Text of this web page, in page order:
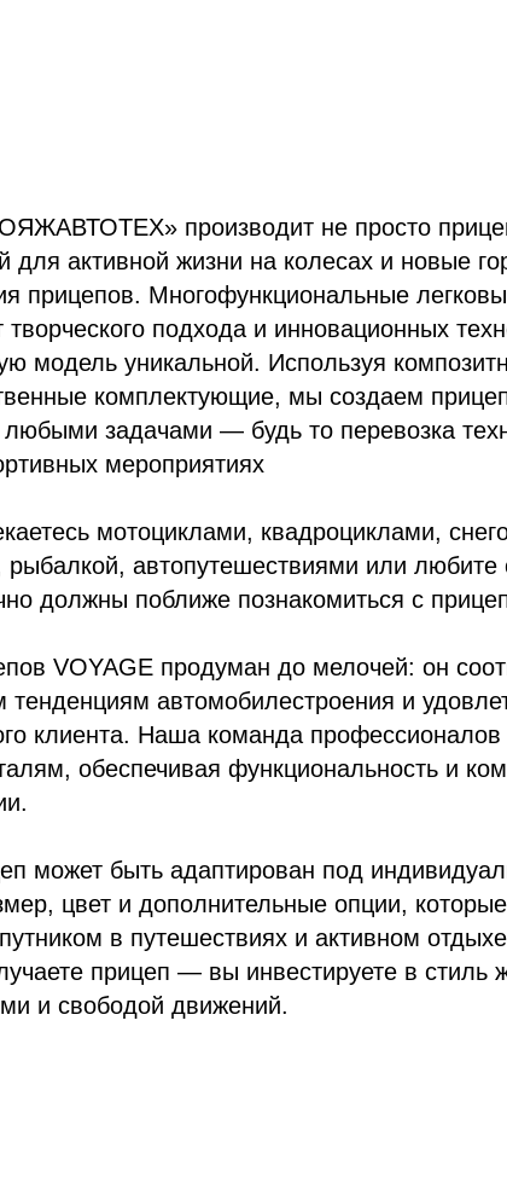
производит не просто
для активной жизни на колесах и новые
прицепов. Многофункциональные
творческого подхода и инновационных
модель уникальной. Используя
комплектующие, мы создаем
любыми задачами — будь то перевозка
мероприятиях
мотоциклами, квадроциклами,
рыбалкой, автопутешествиями или
должны поближе познакомиться с
VOYAGE продуман до мелочей: он
автомобилестроения и
клиента. Наша команда профессионалов
обеспечивая функциональность и
может быть адаптирован под
цвет и дополнительные опции,
в путешествиях и активном
прицеп — вы инвестируете в стиль
и свободой движений.